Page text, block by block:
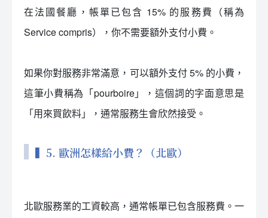
在法國餐廳，帳單已包含 15% 的服務費（稱為
Service compris），你不需要額外支付小費。
如果你對服務非常滿意，可以額外支付 5% 的小費，
這筆小費稱為「pourboire」，這個詞的字面意思是
「用來買飲料」，通常服務生會欣然接受。
▍5. 歐洲怎樣給小費？（北歐）
北歐服務業的工資較高，通常帳單已包含服務費。一